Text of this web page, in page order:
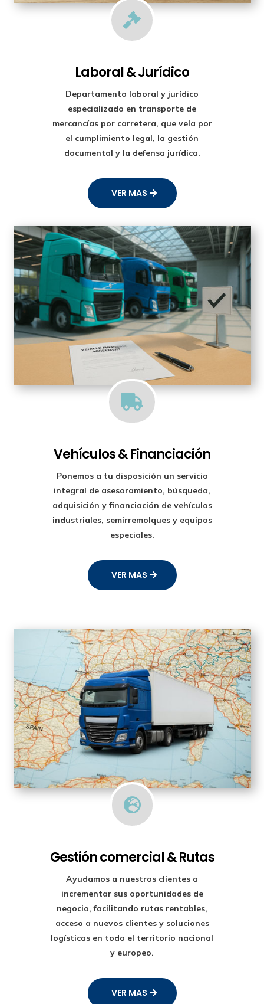

Laboral & Jurídico
Departamento laboral y jurídico
especializado en transporte de
mercancías por carretera, que vela por
el cumplimiento legal, la gestión
documental y la defensa jurídica.
VER MAS

Vehículos & Financiación
Ponemos a tu disposición un servicio
integral de asesoramiento, búsqueda,
adquisición y financiación de vehículos
industriales, semirremolques y equipos
especiales.
VER MAS

Gestión comercial & Rutas
Ayudamos a nuestros clientes a
incrementar sus oportunidades de
negocio, facilitando rutas rentables,
acceso a nuevos clientes y soluciones
logísticas en todo el territorio nacional
y europeo.
VER MAS